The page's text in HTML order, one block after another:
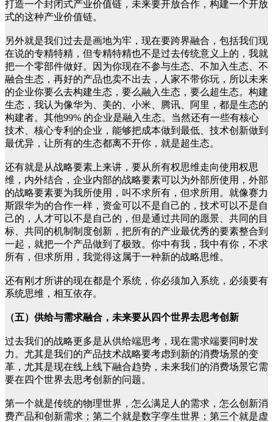
打造一个封闭式产业价值链，未来要开放合作，构建一个开放
式的这种产业价值链。
另外就是我们过去是画地为牢，现在要跨界融合，包括我们现
在说的专精特精，但专精特精也不是过去传统意义上的，我就
把一个零部件做好。因为你现在不参与生态、不加入生态、不
融合生态，再好的产品也卖不出去，人家不带你玩，所以未来
的企业你要么去构建生态，要么融入生态，要么超生态。构建
生态，我认为像华为、美的、小米、腾讯、阿里，都是生态的
构建者。其他99% 的企业是融入生态。当然还有一些有核心
技术、核心专利的企业，能够把成本做到最低、技术创新做到
最优异，让所有的生态都离不开你，就是超生态。
还有就是从战略要素上来讲，要从所有权思维走向使用权思
维，内外结合，企业内部的战略要素可以为外部所使用，外部
的战略要素要为我所使用，叫不求所有，但求所用。就像赛力
斯跟华为的合作一样，资金可以不是自己的，技术可以不是自
己的，人才可以不是自己的，但是通过共同的愿景、共同的目
标、共同的机制制度创新，把所有的产业最优秀的要素整合到
一起，就把一个产品做到了极致。你中有我，我中有你，不求
所有，但求所用，我觉得这属于一种新的战略思维。
还有刚才所讲的现在都是个系统，你必须加入系统，必须要有
系统思维，相互依存。
（五）供给与需求融合，未来要从四个世界去思考创新
过去我们的战略更多是从供给端思考，现在需求端要同时发
力。尤其是我们的产品技术战略要考虑到新的消费场景的变
革，尤其是现在线上线下融合趋势，未来我们的消费场景它需
要在四个世界去思考创新的问题。
第一个就是传统的物理世界，怎么满足人的需求，怎么创新消
费产品和创新需求；第二个就是数字孪生世界；第三个就是虚